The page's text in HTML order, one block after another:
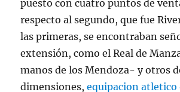
puesto con cuatro puntos de
respecto al segundo, que fue
las primeras, se encontraban
extensión, como el Real de
manos de los Mendoza- y otros
dimensiones,equipacion atletico